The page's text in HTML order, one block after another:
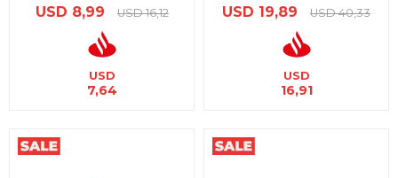
USD 8,99 USD 16,12
USD
7,64
USD 19,89 USD 40,33
USD
16,91